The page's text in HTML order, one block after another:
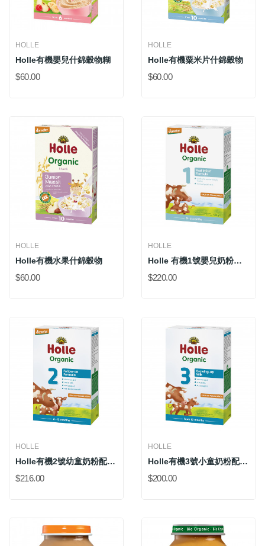
HOLLE
Holle有機嬰兒什錦穀物糊
$60.00
HOLLE
Holle有機粟米片什錦穀物
$60.00
HOLLE
Holle有機水果什錦穀物
$60.00
HOLLE
Holle 有機1號嬰兒奶粉配方(500克新裝) (*添加DHA )
$220.00
HOLLE
Holle有機2號幼童奶粉配方(500克新裝) *添加DHA
$216.00
HOLLE
Holle有機3號小童奶粉配方(500克新裝) *添加DHA
$200.00